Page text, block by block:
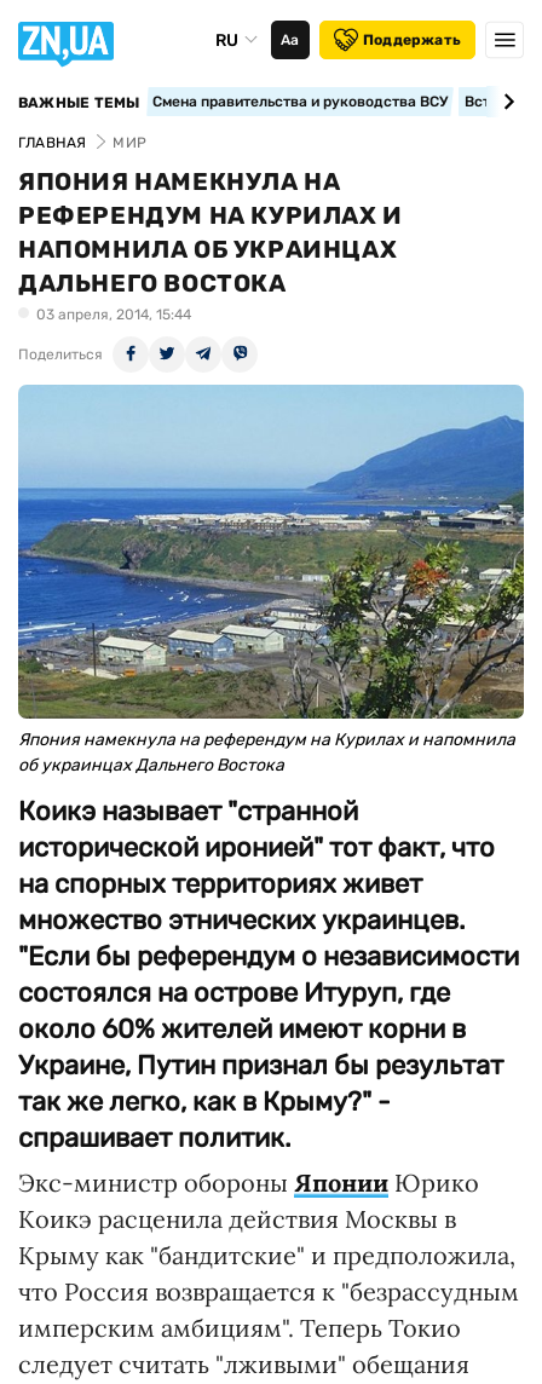
RU Аа Поддержать
ВАЖНЫЕ ТЕМЫ Смена правительства и руководства ВСУ
ГЛАВНАЯ МИР
ЯПОНИЯ НАМЕКНУЛА НА
РЕФЕРЕНДУМ НА КУРИЛАХ И
НАПОМНИЛА ОБ УКРАИНЦАХ
ДАЛЬНЕГО ВОСТОКА
03 апреля, 2014, 15:44
Поделиться
Япония намекнула на референдум на Курилах и напомнила
об украинцах Дальнего Востока
Коикэ называет "странной
исторической иронией" тот факт, что
на спорных территориях живет
множество этнических украинцев.
"Еcли бы референдум о независимости
состоялся на острове Итуруп, где
около 60% жителей имеют корни в
Украине, Путин признал бы результат
так же легко, как в Крыму?" -
спрашивает политик.
Экс-министр обороны Японии Юрико
Коикэ расценила действия Москвы в
Крыму как "бандитские" и предположила,
что Россия возвращается к "безрассудным
имперским амбициям". Теперь Токио
следует считать "лживыми" обещания